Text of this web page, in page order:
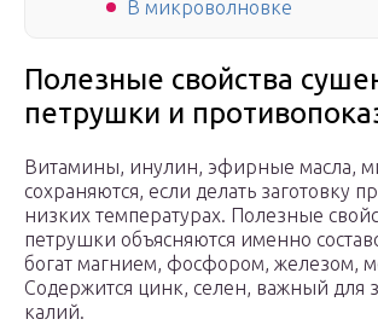
В микроволновке
Полезные свойства
петрушки и
Витамины, инулин, эфирные масла,
сохраняются, если делать заготовку
низких температурах. Полезные
петрушки объясняются именно
богат магнием, фосфором, железом,
Содержится цинк, селен, важный для
калий.